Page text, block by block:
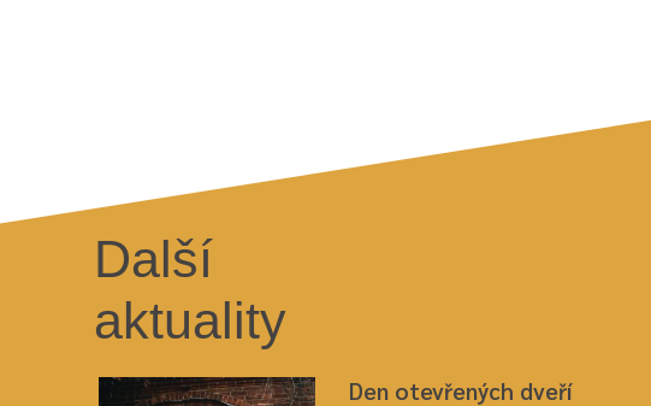
Další
aktuality
Den otevřených dveří